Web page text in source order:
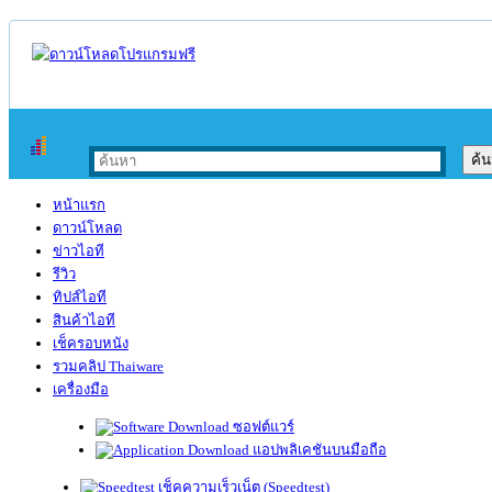
หน้าแรก
ดาวน์โหลด
ข่าวไอที
รีวิว
ทิปส์ไอที
สินค้าไอที
เช็ครอบหนัง
รวมคลิป Thaiware
เครื่องมือ
ซอฟต์แวร์
แอปพลิเคชันบนมือถือ
เช็คความเร็วเน็ต (Speedtest)